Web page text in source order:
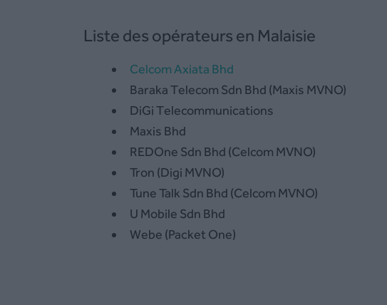
Liste des opérateurs en Malaisie
Celcom Axiata Bhd
Baraka Telecom Sdn Bhd (Maxis MVNO)
DiGi Telecommunications
Maxis Bhd
REDOne Sdn Bhd (Celcom MVNO)
Tron (Digi MVNO)
Tune Talk Sdn Bhd (Celcom MVNO)
U Mobile Sdn Bhd
Webe (Packet One)